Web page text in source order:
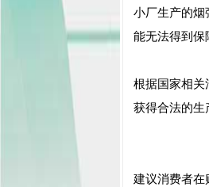
小厂生产的烟
能无法得到保
根据国家相关
获得合法的生
建议消费者在